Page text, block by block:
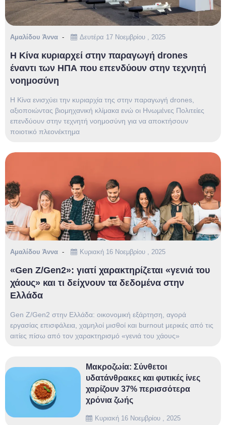
Αμαλίδου Άννα Δευτέρα 17 Νοεμβρίου , 2025
Η Κίνα κυριαρχεί στην παραγωγή drones
έναντι των ΗΠΑ που επενδύουν στην τεχνητή
νοημοσύνη
Η Κίνα ενισχύει την κυριαρχία της στην παραγωγή drones,
αξιοποιώντας βιομηχανική κλίμακα ενώ οι Ηνωμένες Πολιτείες
επενδύουν στην τεχνητή νοημοσύνη για να αποκτήσουν
ποιοτικό πλεονέκτημα
Αμαλίδου Άννα Κυριακή 16 Νοεμβρίου , 2025
«Gen Z/Gen2»: γιατί χαρακτηρίζεται «γενιά του
χάους» και τι δείχνουν τα δεδομένα στην
Ελλάδα
Gen Z/Gen2 στην Ελλάδα: οικονομική εξάρτηση, αγορά
εργασίας επισφάλεια, χαμηλοί μισθοί και burnout μερικές από τις
αιτίες πίσω από τον χαρακτηρισμό «γενιά του χάους»
Κυριακή 16 Νοεμβρίου , 2025
Μακροζωία: Σύνθετοι
υδατάνθρακες και φυτικές ίνες
χαρίζουν 37% περισσότερα
χρόνια ζωής